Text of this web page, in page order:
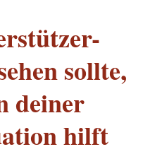
sollte,
deiner
hilft